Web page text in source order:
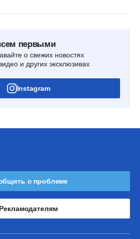
первыми
о свежих новостях
и других эксклюзивах
Instagram
о проблеме
Рекламодателям